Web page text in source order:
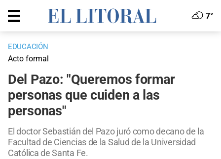
7°
EDUCACIÓN
Acto formal
Del Pazo: "Queremos formar
personas que cuiden a las
personas"
El doctor Sebastián del Pazo juró como decano de la
Facultad de Ciencias de la Salud de la Universidad
Católica de Santa Fe.